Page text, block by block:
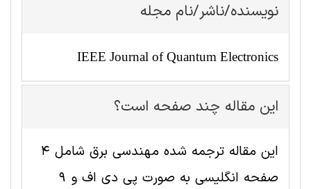
نویسنده/ناشر/نام مجله
IEEE Journal of Quantum Electronics
این مقاله چند صفحه است؟
این مقاله ترجمه شده مهندسی برق شامل 4
صفحه انگلیسی به صورت پی دی اف و 9